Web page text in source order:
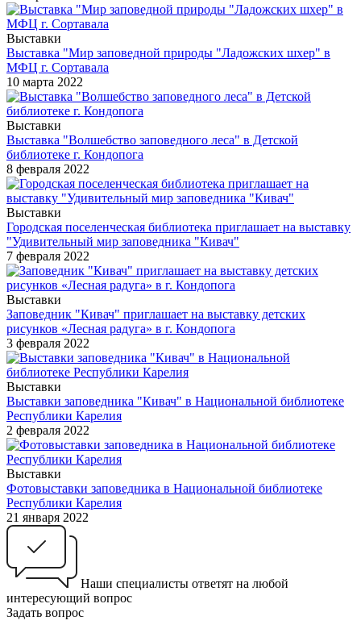
Выставки
Выставка "Мир заповедной природы "Ладожских шхер" в
МФЦ г. Сортавала
10 марта 2022
Выставки
Выставка "Волшебство заповедного леса" в Детской
библиотеке г. Кондопога
8 февраля 2022
Выставки
Городская поселенческая библиотека приглашает на выставку
"Удивительный мир заповедника "Кивач"
7 февраля 2022
Выставки
Заповедник "Кивач" приглашает на выставку детских
рисунков «Лесная радуга» в г. Кондопога
3 февраля 2022
Выставки
Выставки заповедника "Кивач" в Национальной библиотеке
Республики Карелия
2 февраля 2022
Выставки
Фотовыставки заповедника в Национальной библиотеке
Республики Карелия
21 января 2022
Наши специалисты ответят на любой
интересующий вопрос
Задать вопрос